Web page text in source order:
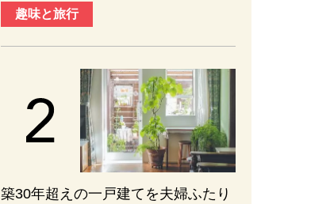
趣味と旅行
築30年超えの一戸建てを夫婦ふたり